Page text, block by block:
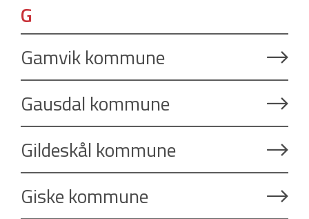
G
Gamvik kommune
Gausdal kommune
Gildeskål kommune
Giske kommune